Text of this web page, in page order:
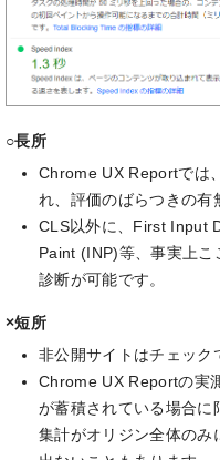
○長所
Chrome UX Reportでは
れ、評価のばらつきの有
CLS以外に、First Input
Paint (INP)等、事実上こ
診断が可能です。
×短所
非公開サイトはチェック
Chrome UX Reportの実
が蓄積されている場合に
集計がオリジン全体のみ